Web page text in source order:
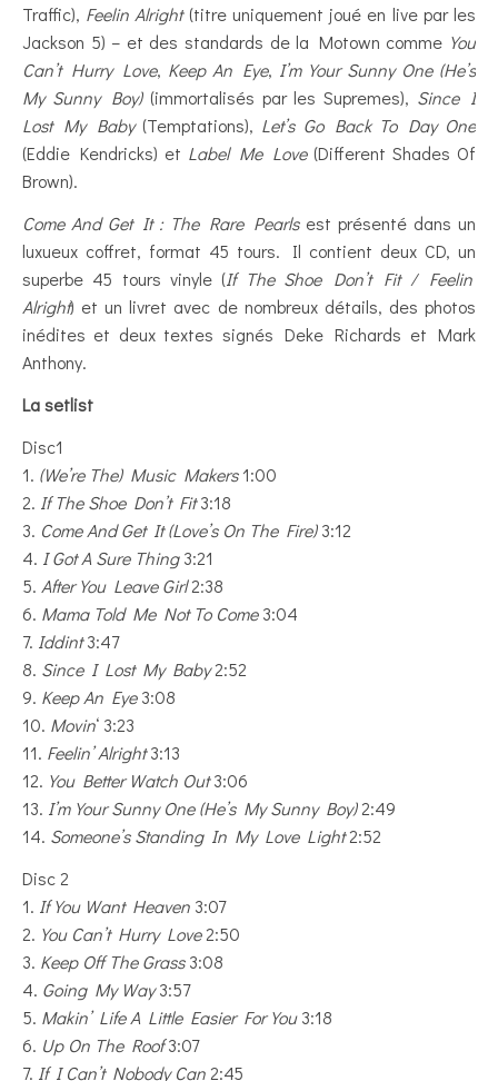
Traffic), Feelin Alright(titre uniquement joué en live par les
Jackson 5) – et des standards de la Motown comme You
Can’t Hurry Love, Keep An Eye, I’m Your Sunny One (He’s
My Sunny Boy)(immortalisés par les Supremes), Since I
Lost My Baby(Temptations), Let’s Go Back To Day One
(Eddie Kendricks) et Label Me Love(Different Shades Of
Brown).
Come And Get It : The Rare Pearlsest présenté dans un
luxueux coffret, format 45 tours. Il contient deux CD, un
superbe 45 tours vinyle (If The Shoe Don’t Fit / Feelin’
Alright) et un livret avec de nombreux détails, des photos
inédites et deux textes signés Deke Richards et Mark
Anthony.
La setlist
Disc1
1. (We’re The) Music Makers1:00
2. If The Shoe Don’t Fit3:18
3. Come And Get It (Love’s On The Fire)3:12
4. I Got A Sure Thing3:21
5. After You Leave Girl2:38
6. Mama Told Me Not To Come3:04
7. Iddint3:47
8. Since I Lost My Baby2:52
9. Keep An Eye3:08
10. Movin‘ 3:23
11. Feelin’ Alright3:13
12. You Better Watch Out3:06
13. I’m Your Sunny One (He’s My Sunny Boy)2:49
14. Someone’s Standing In My Love Light2:52
Disc 2
1. If You Want Heaven 3:07
2. You Can’t Hurry Love2:50
3. Keep Off The Grass3:08
4. Going My Way3:57
5. Makin’ Life A Little Easier For You3:18
6. Up On The Roof3:07
7. If I Can’t Nobody Can 2:45